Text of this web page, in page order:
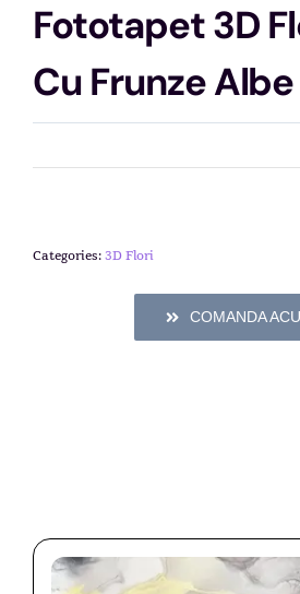
Fototapet 3D
Cu Frunze Albe
Categories:3D Flori
COMANDA